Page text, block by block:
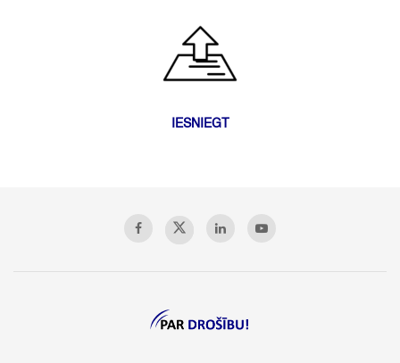
IESNIEGT